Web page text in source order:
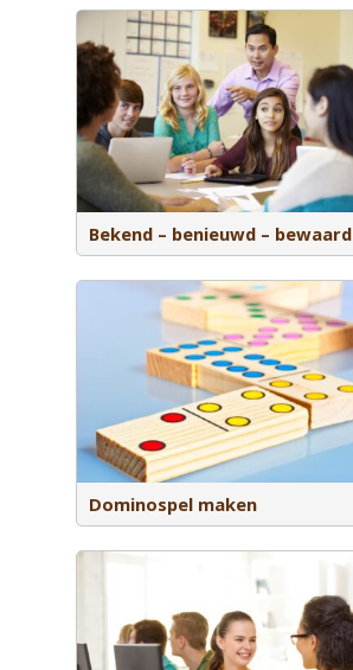
Bekend – benieuwd – bewaard
Dominospel maken